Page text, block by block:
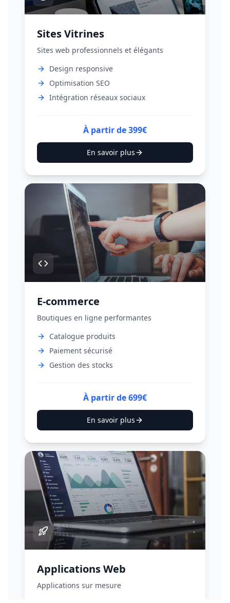
Sites Vitrines
Sites web professionnels et élégants
Design responsive
Optimisation SEO
Intégration réseaux sociaux
À partir de 399€
En savoir plus
E-commerce
Boutiques en ligne performantes
Catalogue produits
Paiement sécurisé
Gestion des stocks
À partir de 699€
En savoir plus
Applications Web
Applications sur mesure